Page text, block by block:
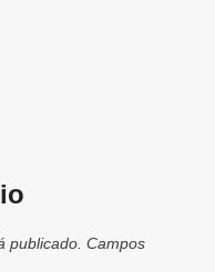
publicado. Campos